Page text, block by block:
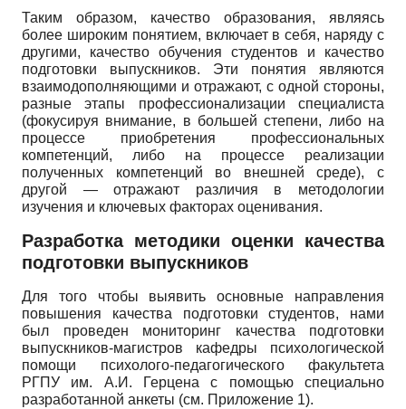
Таким образом, качество образования, являясь
более широким понятием, включает в себя, наряду с
другими, качество обучения студентов и качество
подготовки выпускников. Эти понятия являются
взаимодополняющими и отражают, с одной стороны,
разные этапы профессионализации специалиста
(фокусируя внимание, в большей степени, либо на
процессе приобретения профессиональных
компетенций, либо на процессе реализации
полученных компетенций во внешней среде), с
другой — отражают различия в методологии
изучения и ключевых факторах оцени­вания.
Разработка методики оценки качества
подготовки выпускников
Для того чтобы выявить основные направления
повышения качества подготовки студентов, нами
был проведен мониторинг качества подготовки
выпускников-магистров кафедры психологической
помощи психолого-педагогического факультета
РГПУ им. А.И. Герцена с помощью специально
разработанной анкеты (см. Приложение 1).